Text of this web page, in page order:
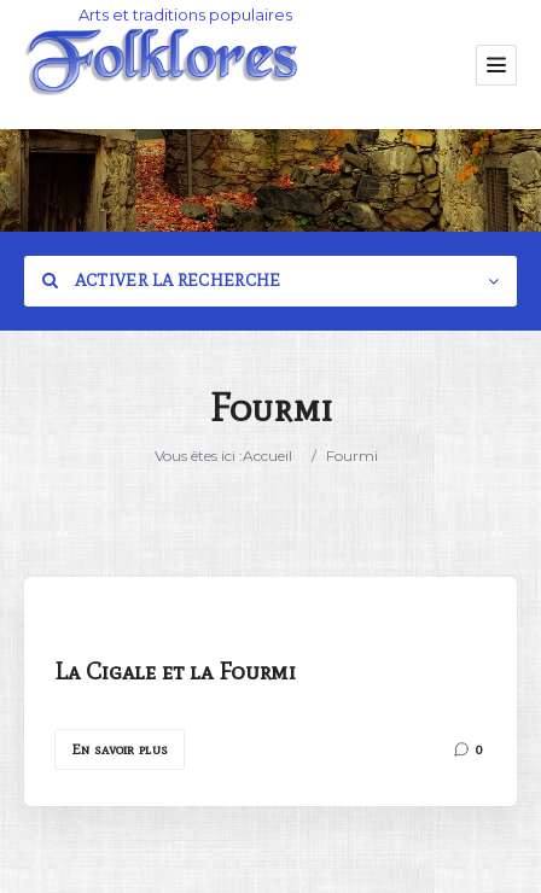
ACTIVER LA RECHERCHE
Fourmi
Vous êtes ici :Accueil / Fourmi
La Cigale et la Fourmi
En savoir plus 0